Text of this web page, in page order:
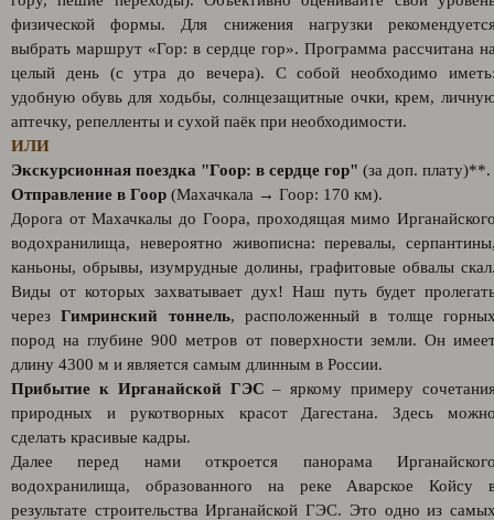
физической формы. Для снижения нагрузки
выбрать маршрут «Гор: в сердце гор». Программа рассчитана
целый день (с утра до вечера). С собой необходимо
удобную обувь для ходьбы, солнцезащитные очки, крем,
аптечку, репелленты и сухой паёк при необходимости.
ИЛИ
Экскурсионная поездка "Гоор: в сердце гор" (за доп. плату)**.
Отправление в Гоор (Махачкала → Гоор: 170 км).
Дорога от Махачкалы до Гоора, проходящая мимо
водохранилища, невероятно живописна: перевалы,
каньоны, обрывы, изумрудные долины, графитовые обвалы
Виды от которых захватывает дух! Наш путь будет
черезГимринский тоннель, расположенный в толще
пород на глубине 900 метров от поверхности земли. Он
длину 4300 м и является самым длинным в России.
Прибытие к Ирганайской ГЭС – яркому примеру
природных и рукотворных красот Дагестана. Здесь
сделать красивые кадры.
Далее перед нами откроется панорама
водохранилища, образованного на реке Аварское Койсу
результате строительства Ирганайской ГЭС. Это одно из